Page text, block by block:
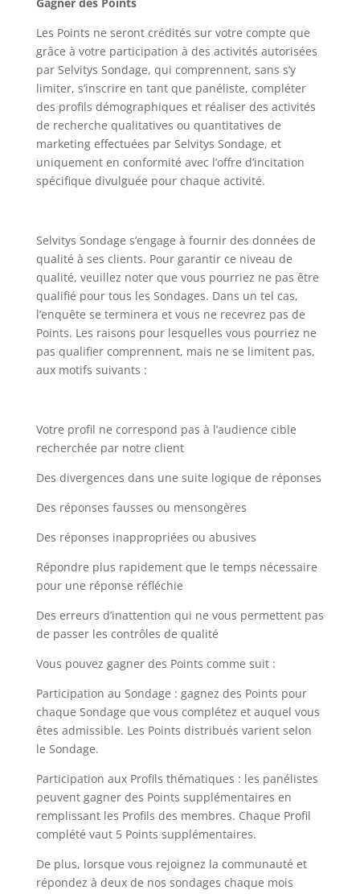
Les Points ne seront crédités sur votre compte que
grâce à votre participation à des activités autorisées
par Selvitys Sondage, qui comprennent, sans s’y
limiter, s’inscrire en tant que panéliste, compléter
des profils démographiques et réaliser des activités
de recherche qualitatives ou quantitatives de
marketing effectuées par Selvitys Sondage, et
uniquement en conformité avec l’offre d’incitation
spécifique divulguée pour chaque activité.
Selvitys Sondage s’engage à fournir des données de
qualité à ses clients. Pour garantir ce niveau de
qualité, veuillez noter que vous pourriez ne pas être
qualifié pour tous les Sondages. Dans un tel cas,
l’enquête se terminera et vous ne recevrez pas de
Points. Les raisons pour lesquelles vous pourriez ne
pas qualifier comprennent, mais ne se limitent pas,
aux motifs suivants :
Votre profil ne correspond pas à l’audience cible
recherchée par notre client
Des divergences dans une suite logique de réponses
Des réponses fausses ou mensongères
Des réponses inappropriées ou abusives
Répondre plus rapidement que le temps nécessaire
pour une réponse réfléchie
Des erreurs d’inattention qui ne vous permettent pas
de passer les contrôles de qualité
Vous pouvez gagner des Points comme suit :
Participation au Sondage : gagnez des Points pour
chaque Sondage que vous complétez et auquel vous
êtes admissible. Les Points distribués varient selon
le Sondage.
Participation aux Profils thématiques : les panélistes
peuvent gagner des Points supplémentaires en
remplissant les Profils des membres. Chaque Profil
complété vaut 5 Points supplémentaires.
De plus, lorsque vous rejoignez la communauté et
répondez à deux de nos sondages chaque mois